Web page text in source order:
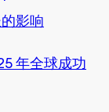
影响
年全球成功